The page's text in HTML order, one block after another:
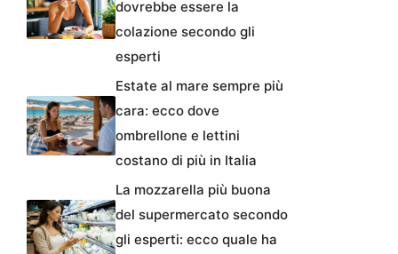
dovrebbe essere la
colazione secondo gli
esperti
Estate al mare sempre più
cara: ecco dove
ombrellone e lettini
costano di più in Italia
La mozzarella più buona
del supermercato secondo
gli esperti: ecco quale ha